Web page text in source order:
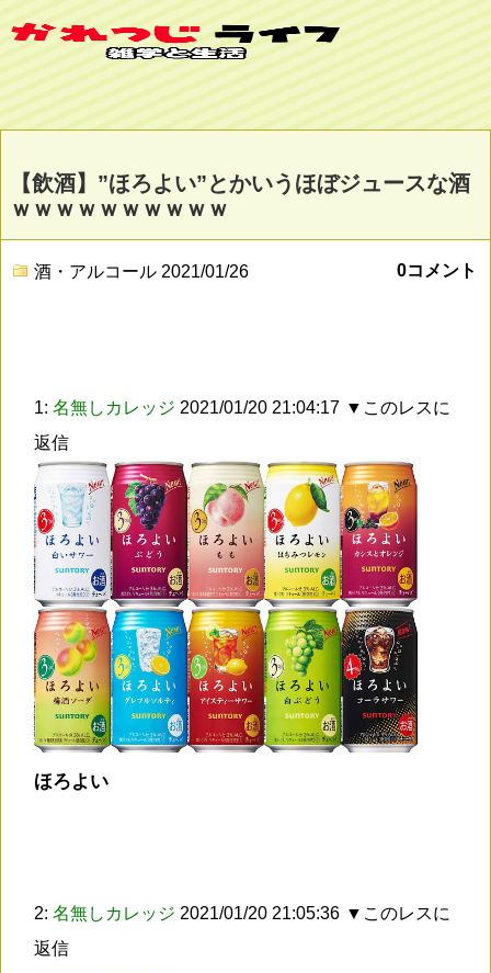
【飲酒】”ほろよい”とかいうほぼジュースな酒
ｗｗｗｗｗｗｗｗｗｗ
酒・アルコール 2021/01/26 0コメント
1: 名無しカレッジ 2021/01/20 21:04:17 ▼このレスに
返信
ほろよい
2: 名無しカレッジ 2021/01/20 21:05:36 ▼このレスに
返信